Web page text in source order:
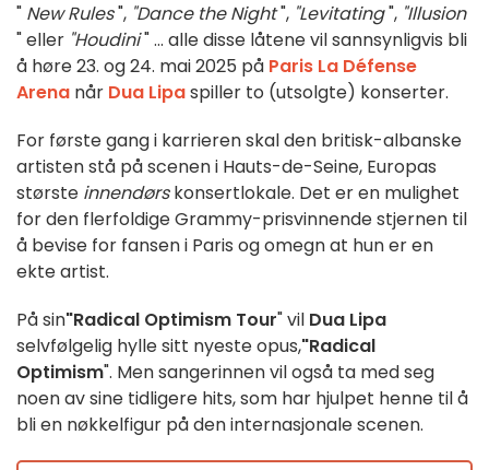
" New Rules", "Dance the Night", "Levitating", "Illusion
" eller "Houdini" ... alle disse låtene vil sannsynligvis bli
å høre 23. og 24. mai 2025 på Paris La Défense
Arena når Dua Lipaspiller to (utsolgte) konserter.
For første gang i karrieren skal den britisk-albanske
artisten stå på scenen i Hauts-de-Seine, Europas
største innendørskonsertlokale. Det er en mulighet
for den flerfoldige Grammy-prisvinnende stjernen til
å bevise for fansen i Paris og omegn at hun er en
ekte artist.
På sin"Radical Optimism Tour" vil Dua Lipa
selvfølgelig hylle sitt nyeste opus,"Radical
Optimism". Men sangerinnen vil også ta med seg
noen av sine tidligere hits, som har hjulpet henne til å
bli en nøkkelfigur på den internasjonale scenen.